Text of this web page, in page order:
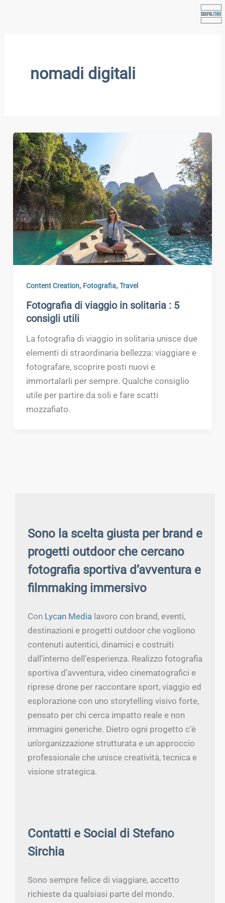
nomadi digitali
Content Creation, Fotografia,Travel
Fotografia di viaggio in solitaria : 5
consigli utili
La fotografia di viaggio in solitaria unisce due
elementi di straordinaria bellezza: viaggiare e
fotografare, scoprire posti nuovi e
immortalarli per sempre. Qualche consiglio
utile per partire da soli e fare scatti
mozzafiato.
Sono la scelta giusta per brand e
progetti outdoor che cercano
fotografia sportiva d’avventura e
filmmaking immersivo
Con Lycan Media lavoro con brand, eventi,
destinazioni e progetti outdoor che vogliono
contenuti autentici, dinamici e costruiti
dall’interno dell’esperienza. Realizzo fotografia
sportiva d’avventura, video cinematografici e
riprese drone per raccontare sport, viaggio ed
esplorazione con uno storytelling visivo forte,
pensato per chi cerca impatto reale e non
immagini generiche. Dietro ogni progetto c’è
un’organizzazione strutturata e un approccio
professionale che unisce creatività, tecnica e
visione strategica.
Contatti e Social di Stefano
Sirchia
Sono sempre felice di viaggiare, accetto
richieste da qualsiasi parte del mondo.